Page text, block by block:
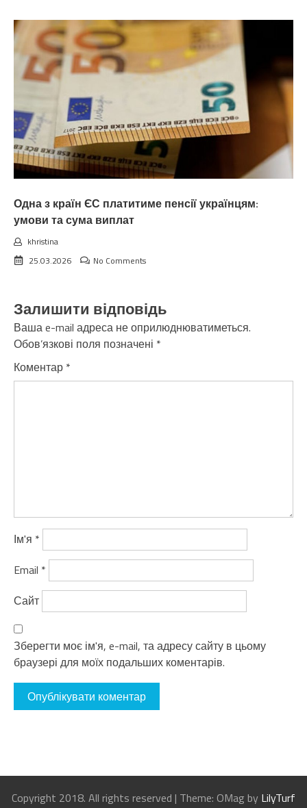
Одна з країн ЄС платитиме пенсії українцям:
умови та сума виплат
khristina
25.03.2026
No Comments
Залишити відповідь
Ваша e-mail адреса не оприлюднюватиметься.
Обов’язкові поля позначені *
Коментар *
Ім'я *
Email *
Сайт
Зберегти моє ім'я, e-mail, та адресу сайту в цьому
браузері для моїх подальших коментарів.
Copyright 2018. All rights reserved | Theme: OMag by LilyTurf